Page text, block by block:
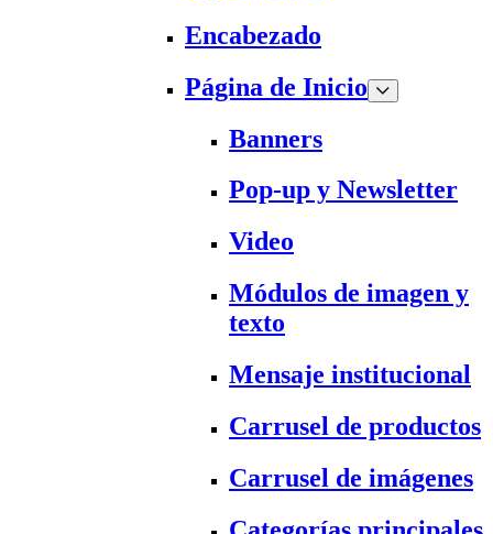
Encabezado
Página de Inicio
Banners
Pop-up y Newsletter
Video
Módulos de imagen y
texto
Mensaje institucional
Carrusel de productos
Carrusel de imágenes